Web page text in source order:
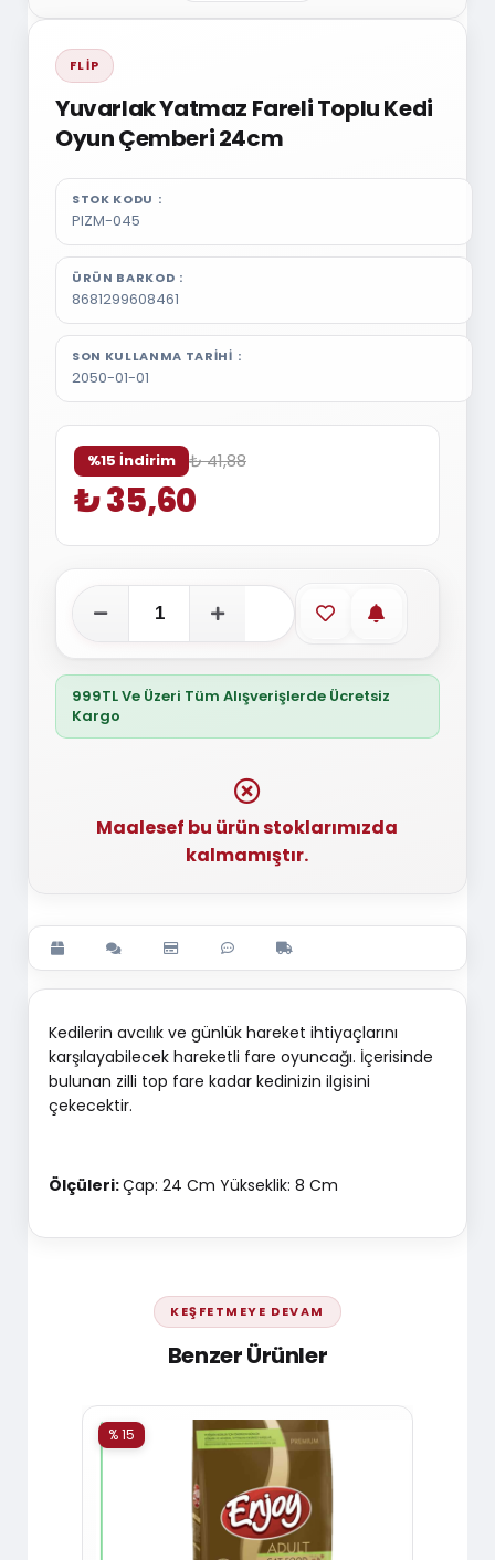
FLIP
Yuvarlak Yatmaz Fareli Toplu Kedi
Oyun Çemberi 24cm
STOK KODU
PIZM-045
ÜRÜN BARKOD
8681299608461
SON KULLANMA TARIHI
2050-01-01
%15 İndirim ₺ 41,88
₺ 35,60
Favorilere ekle
Stoğa
999TL Ve Üzeri Tüm Alışverişlerde Ücretsiz
Kargo
Maalesef bu ürün stoklarımızda
kalmamıştır.
Kedilerin avcılık ve günlük hareket ihtiyaçlarını
karşılayabilecek hareketli fare oyuncağı. İçerisinde
bulunan zilli top fare kadar kedinizin ilgisini
çekecektir.
Ölçüleri:Çap: 24 Cm Yükseklik: 8 Cm
KEŞFETMEYE DEVAM
Benzer Ürünler
% 15